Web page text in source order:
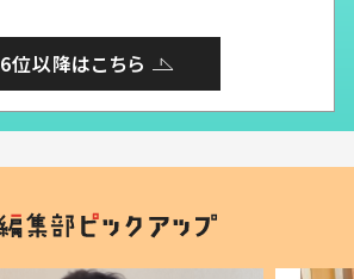
6位以降はこちら